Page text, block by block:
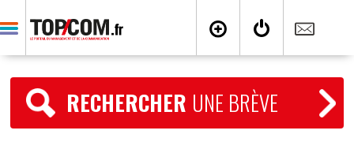
RECHERCHER UNE BRÈVE